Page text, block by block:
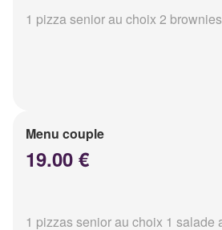
1 pizza senior au choix 2
Menu couple
19.00 €
1 pizzas senior au choix 1 salade